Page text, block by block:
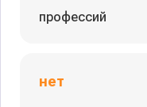
профессий
нет